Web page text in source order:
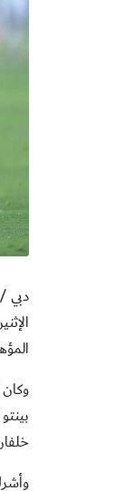
دبي /
المؤهلة إلى